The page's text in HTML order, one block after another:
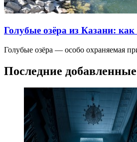
Голубые озёра из Казани:
Голубые озёра — особо охраняемая
Последние добавленные